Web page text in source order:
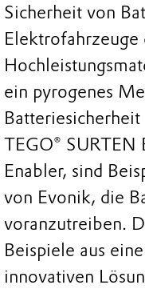
Sicherheit von
Elektrofahrzeuge
ein pyrogenes
TEGO® SURTEN
Enabler, sind
von Evonik, die
voranzutreiben.
Beispiele aus
innovativen